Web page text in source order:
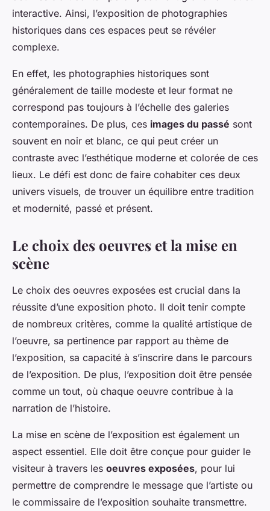
interactive. Ainsi, l’exposition de photographies
historiques dans ces espaces peut se révéler
complexe.
En effet, les photographies historiques sont
généralement de taille modeste et leur format ne
correspond pas toujours à l’échelle des galeries
contemporaines. De plus, ces images du passé sont
souvent en noir et blanc, ce qui peut créer un
contraste avec l’esthétique moderne et colorée de ces
lieux. Le défi est donc de faire cohabiter ces deux
univers visuels, de trouver un équilibre entre tradition
et modernité, passé et présent.
Le choix des oeuvres et la mise en
scène
Le choix des oeuvres exposées est crucial dans la
réussite d’une exposition photo. Il doit tenir compte
de nombreux critères, comme la qualité artistique de
l’oeuvre, sa pertinence par rapport au thème de
l’exposition, sa capacité à s’inscrire dans le parcours
de l’exposition. De plus, l’exposition doit être pensée
comme un tout, où chaque oeuvre contribue à la
narration de l’histoire.
La mise en scène de l’exposition est également un
aspect essentiel. Elle doit être conçue pour guider le
visiteur à travers les oeuvres exposées, pour lui
permettre de comprendre le message que l’artiste ou
le commissaire de l’exposition souhaite transmettre.